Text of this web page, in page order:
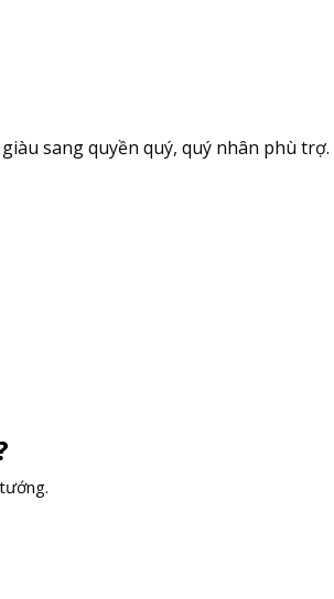
sang quyền quý, quý nhân phù trợ.